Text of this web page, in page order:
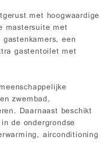
met hoogwaardige
mastersuite met
een
gastentoilet met
zwembad,
Daarnaast beschikt
de ondergrondse
airconditioning